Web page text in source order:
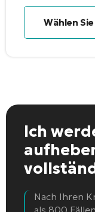
Wählen
Ich
Nach Ihren
als 800